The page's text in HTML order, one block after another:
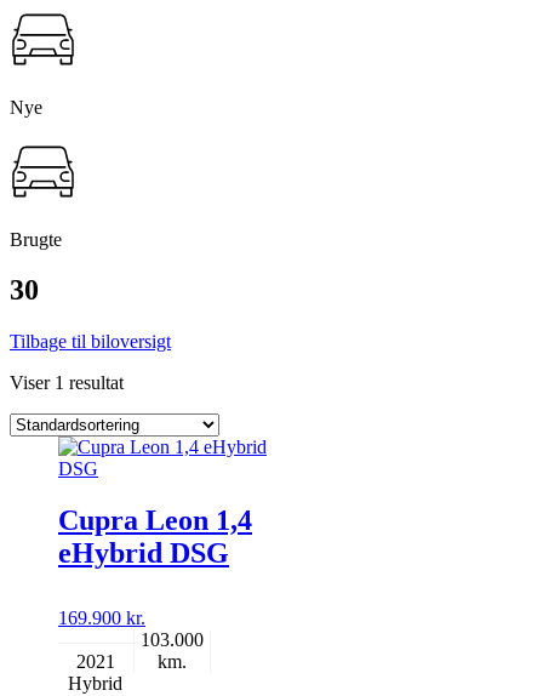
Nye
Brugte
30
Tilbage til biloversigt
Viser 1 resultat
Cupra Leon 1,4
eHybrid DSG
169.900 kr.
2021
103.000
Hybrid